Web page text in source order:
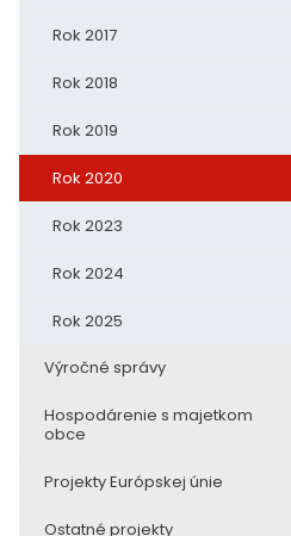
Rok 2017
Rok 2018
Rok 2019
Rok 2020
Rok 2023
Rok 2024
Rok 2025
Výročné správy
Hospodárenie s majetkom
obce
Projekty Európskej únie
Ostatné projekty